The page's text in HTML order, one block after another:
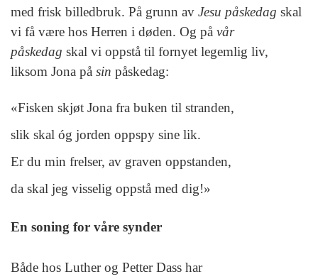
med frisk billedbruk. På grunn av Jesu påskedag skal
vi få være hos Herren i døden. Og på vår
påskedag skal vi oppstå til fornyet legemlig liv,
liksom Jona på sin påskedag:
«Fisken skjøt Jona fra buken til stranden,
slik skal óg jorden oppspy sine lik.
Er du min frelser, av graven oppstanden,
da skal jeg visselig oppstå med dig!»
En soning for våre synder
Både hos Luther og Petter Dass har